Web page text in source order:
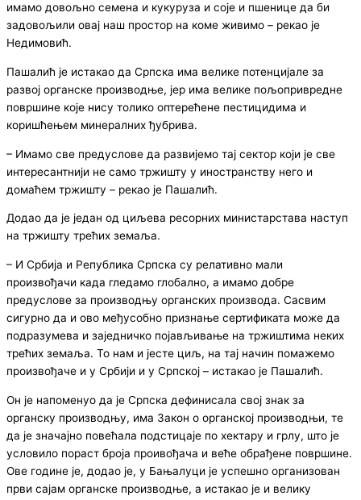
имамо довољно семена и кукуруза и соје и пшенице да би
задовољили овај наш простор на коме живимо – рекао је
Недимовић.
Пашалић је истакао да Српска има велике потенцијале за
развој органске производње, јер има велике пољопривредне
површине које нису толико оптерећене пестицидима и
коришћењем минералних ђубрива.
– Имамо све предуслове да развијемо тај сектор који је све
интересантнији не само тржишту у иностранству него и
домаћем тржишту – рекао је Пашалић.
Додао да је један од циљева ресорних министарстава наступ
на тржишту трећих земаља.
– И Србија и Република Српска су релативно мали
произвођачи када гледамо глобално, а имамо добре
предуслове за производњу органских производа. Сасвим
сигурно да и ово међусобно признање сертификата може да
подразумева и заједничко појављивање на тржиштима неких
трећих земаља. То нам и јесте циљ, на тај начин помажемо
произвођаче и у Србији и у Српској – истакао је Пашалић.
Он је напоменуо да је Српска дефинисала свој знак за
органску производњу, има Закон о органској производњи, те
да је значајно повећала подстицаје по хектару и грлу, што је
условило пораст броја проивођача и веће обрађене површине.
Ове године је, додао је, у Бањалуци је успешно организован
први сајам органске производње, а истакао је и велику